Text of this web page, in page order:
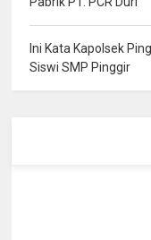
Ini Kata Kapolsek
Siswi SMP Pinggir